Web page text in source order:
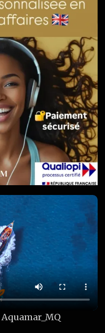
Aquamar_MQ